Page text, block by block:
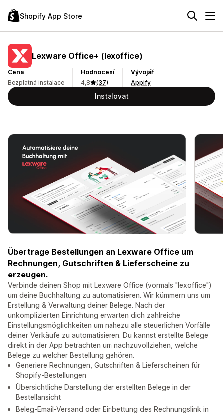
Shopify App Store
Lexware Office+ (lexoffice)
Cena
Bezplatná instalace
Hodnocení
4,8
(37)
Vývojář
Appify
Instalovat
Übertrage Bestellungen an Lexware Office um
Rechnungen, Gutschriften & Lieferscheine zu
erzeugen.
Verbinde deinen Shop mit Lexware Office (vormals "lexoffice")
um deine Buchhaltung zu automatisieren. Wir kümmern uns um
Erstellung & Verwaltung deiner Belege. Nach der
unkomplizierten Einrichtung erwarten dich zahlreiche
Einstellungsmöglichkeiten um nahezu alle steuerlichen Vorfälle
deiner Verkäufe zu automatisieren. Du kannst erstellte Belege
direkt in der App betrachten um nachzuvollziehen, welche
Belege zu welcher Bestellung gehören.
Generiere Rechnungen, Gutschriften & Lieferscheinen für
Shopify-Bestellungen
Übersichtliche Darstellung der erstellten Belege in der
Bestellansicht
Beleg-Email-Versand oder Einbettung des Rechnungslink in